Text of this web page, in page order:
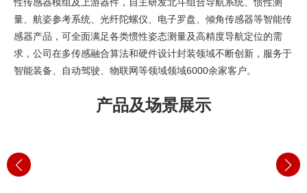
量、航姿参考系统、光纤陀螺仪、电子罗盘、倾角传感器等智能传
感器产品，可全面满足各类惯性姿态测量及高精度导航定位的需
求，公司在多传感融合算法和硬件设计封装领域不断创新，服务于
智能装备、自动驾驶、物联网等领域领域6000余家客户。
产品及场景展示